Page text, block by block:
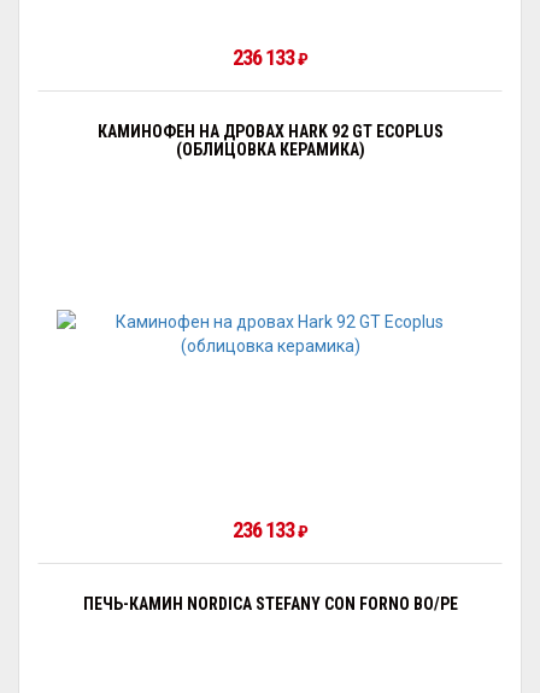
236 133₽
КАМИНОФЕН НА ДРОВАХ HARK 92 GT ECOPLUS
(ОБЛИЦОВКА КЕРАМИКА)
236 133₽
ПЕЧЬ-КАМИН NORDICA STEFANY CON FORNO BO/PE